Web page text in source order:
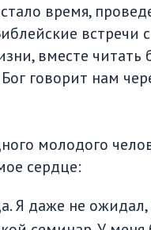
время,
встречи
вместе читать
говорит нам
молодого
сердце:
Я даже не ожидал,